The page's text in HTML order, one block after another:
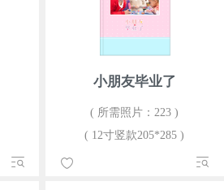
小朋友毕业了
( 所需照片：223 )
( 12寸竖款205*285 )